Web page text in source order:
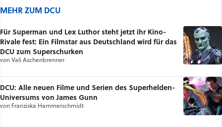
MEHR ZUM DCU
Für Superman und Lex Luthor steht jetzt ihr Kino-
Rivale fest: Ein Filmstar aus Deutschland wird für das
DCU zum Superschurken
vonVali Aschenbrenner
DCU: Alle neuen Filme und Serien des Superhelden-
Universums von James Gunn
von Franziska Hammerschmidt